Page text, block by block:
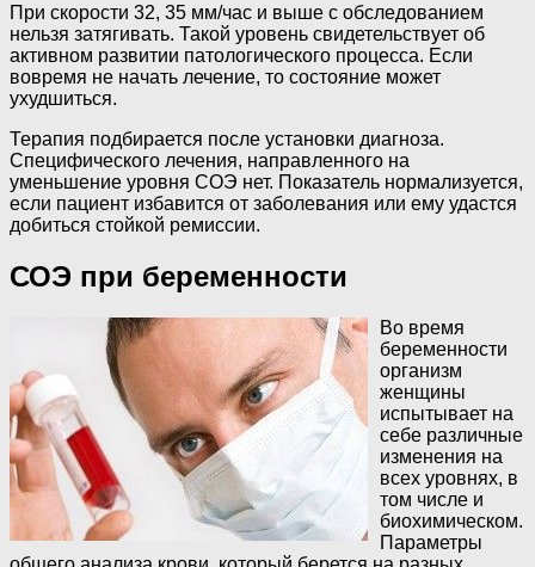
При скорости 32, 35 мм/час и выше с обследованием
нельзя затягивать. Такой уровень свидетельствует об
активном развитии патологического процесса. Если
вовремя не начать лечение, то состояние может
ухудшиться.
Терапия подбирается после установки диагноза.
Специфического лечения, направленного на
уменьшение уровня СОЭ нет. Показатель нормализуется,
если пациент избавится от заболевания или ему удастся
добиться стойкой ремиссии.
СОЭ при беременности
Во время
беременности
организм
женщины
испытывает на
себе различные
изменения на
всех уровнях, в
том числе и
биохимическом.
Параметры